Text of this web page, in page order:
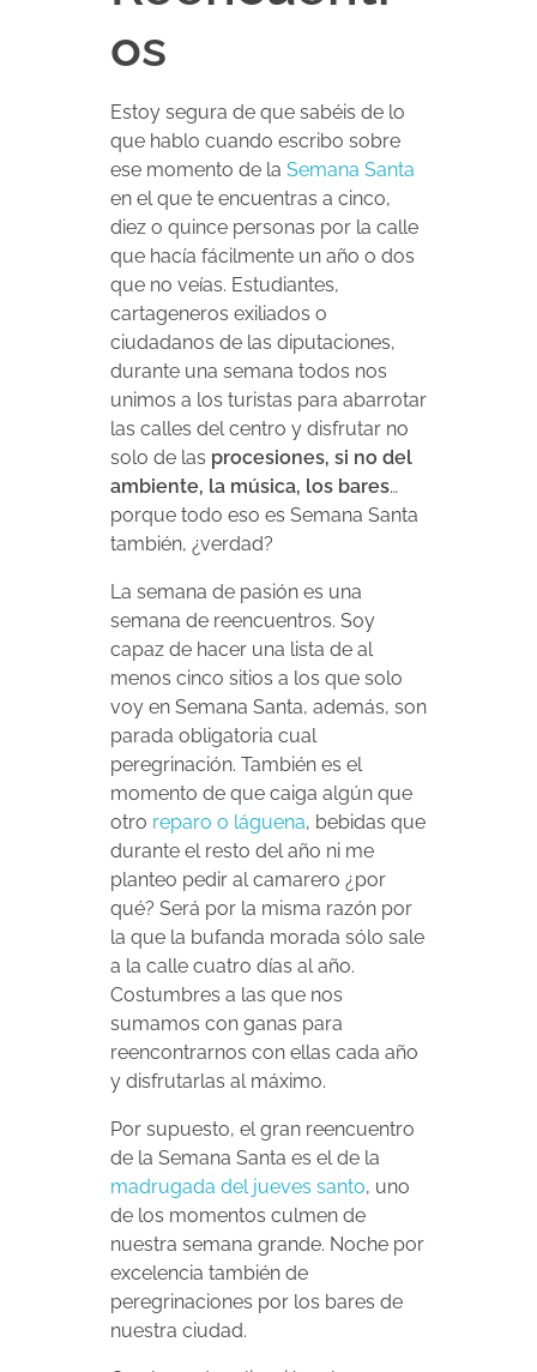
os
Estoy segura de que sabéis de lo
que hablo cuando escribo sobre
ese momento de la Semana Santa
en el que te encuentras a cinco,
diez o quince personas por la calle
que hacía fácilmente un año o dos
que no veías. Estudiantes,
cartageneros exiliados o
ciudadanos de las diputaciones,
durante una semana todos nos
unimos a los turistas para abarrotar
las calles del centro y disfrutar no
solo de las procesiones, si no del
ambiente, la música, los bares…
porque todo eso es Semana Santa
también, ¿verdad?
La semana de pasión es una
semana de reencuentros. Soy
capaz de hacer una lista de al
menos cinco sitios a los que solo
voy en Semana Santa, además, son
parada obligatoria cual
peregrinación. También es el
momento de que caiga algún que
otro reparo o láguena, bebidas que
durante el resto del año ni me
planteo pedir al camarero ¿por
qué? Será por la misma razón por
la que la bufanda morada sólo sale
a la calle cuatro días al año.
Costumbres a las que nos
sumamos con ganas para
reencontrarnos con ellas cada año
y disfrutarlas al máximo.
Por supuesto, el gran reencuentro
de la Semana Santa es el de la
madrugada del jueves santo, uno
de los momentos culmen de
nuestra semana grande. Noche por
excelencia también de
peregrinaciones por los bares de
nuestra ciudad.